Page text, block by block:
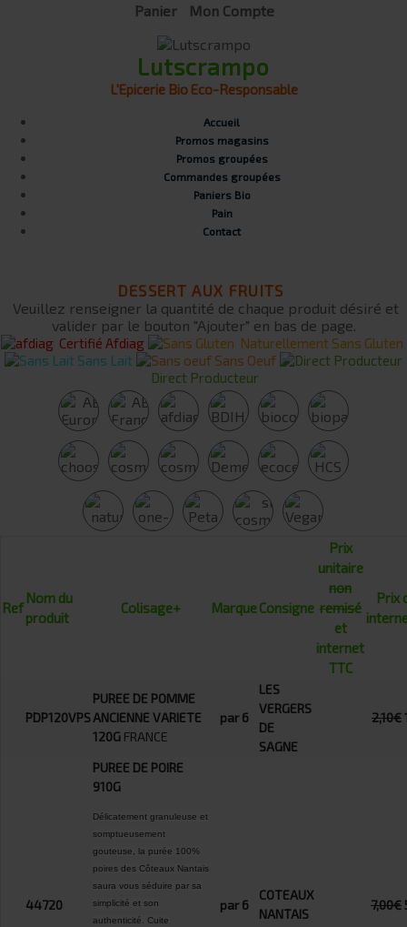
Panier Mon Compte
Lutscrampo
L'Epicerie Bio Eco-Responsable
Accueil
Promos magasins
Promos groupées
Commandes groupées
Paniers Bio
Pain
Contact
DESSERT AUX FRUITS
Veuillez renseigner la quantité de chaque produit désiré et
valider par le bouton "Ajouter" en bas de page.
Certifié Afdiag
Naturellement Sans Gluten
Sans Lait
Sans Oeuf
Direct Producteur
Ref
Nom du
produit
Colisage+ MarqueConsigne
Prix
unitaire
non
remisé
et
internet
TTC
Prix
PDP120VPS
PUREE DE POMME
ANCIENNE VARIETE
120G FRANCE
par 6
LES
VERGERS
DE
SAGNE
2,10€
44720
PUREE DE POIRE
910G
Délicatement granuleuse et
somptueusement
gouteuse, la purée 100%
poires des Côteaux Nantais
saura vous séduire par sa
simplicité et son
authenticité. Cuite
par 6
COTEAUX
NANTAIS
7,00€